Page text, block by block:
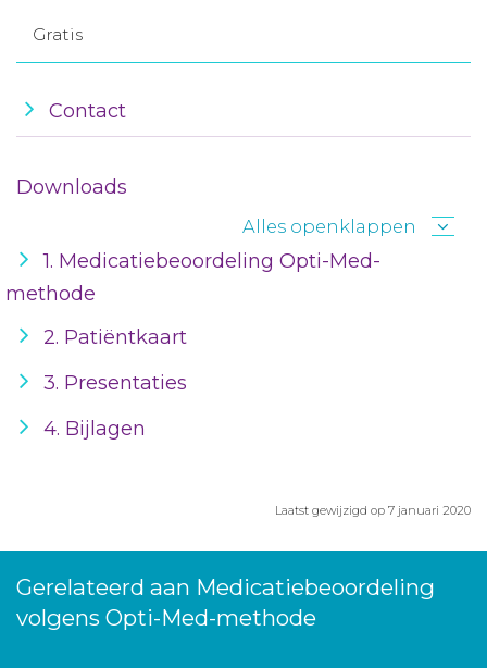
Gratis
Contact
Downloads
Alles openklappen
1. Medicatiebeoordeling Opti-Med-
methode
2. Patiëntkaart
3. Presentaties
4. Bijlagen
Laatst gewijzigd op 7 januari 2020
Gerelateerd aan Medicatiebeoordeling
volgens Opti-Med-methode